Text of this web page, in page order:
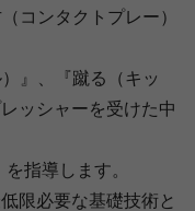
コンタクトプレー）
』、『蹴る（キッ
ッシャーを受けた中
指導します。
限必要な基礎技術と